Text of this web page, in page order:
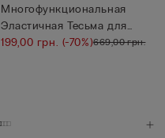
Многофункциональная
Эластичная Тесьма для
Глубоког...
199,00 грн. (-70%)669,00 грн.